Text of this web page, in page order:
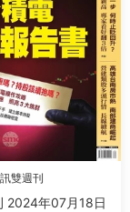
雙週刊
2024年07月18日